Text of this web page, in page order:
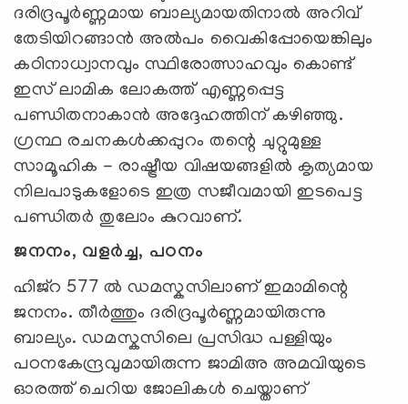
ദരിദ്രപൂർണ്ണമായ ബാല്യമായതിനാൽ അറിവ്
തേടിയിറങ്ങാൻ അൽപം വൈകിപ്പോയെങ്കിലും
കഠിനാധ്വാനവും സ്ഥിരോത്സാഹവും കൊണ്ട്
ഇസ് ലാമിക ലോകത്ത് എണ്ണപ്പെട്ട
പണ്ഡിതനാകാൻ അദ്ദേഹത്തിന് കഴിഞ്ഞു.
ഗ്രന്ഥ രചനകൾക്കപ്പുറം തന്റെ ചുറ്റുമുള്ള
സാമൂഹിക - രാഷ്ട്രീയ വിഷയങ്ങളിൽ കൃത്യമായ
നിലപാടുകളോടെ ഇത്ര സജീവമായി ഇടപെട്ട
പണ്ഡിതർ തുലോം കുറവാണ്.
ജനനം, വളർച്ച, പഠനം
ഹിജ്റ 577 ൽ ഡമസ്കസിലാണ് ഇമാമിന്റെ
ജനനം. തീർത്തും ദരിദ്രപൂർണ്ണമായിരുന്നു
ബാല്യം. ഡമസ്കസിലെ പ്രസിദ്ധ പള്ളിയും
പഠനകേന്ദ്രവുമായിരുന്ന ജാമിഅ അമവിയുടെ
ഓരത്ത് ചെറിയ ജോലികൾ ചെയ്താണ്